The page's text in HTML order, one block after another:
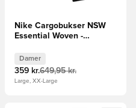
Nike Cargobukser NSW
Essential Woven -
Damer
359 kr.649,95 kr.
Large, XX-Large